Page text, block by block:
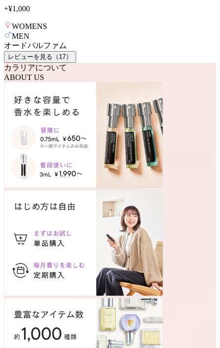
+¥1,000
WOMENS
MEN
オードパルファム
レビューを見る（ 17）
カラリアについて
ABOUT US